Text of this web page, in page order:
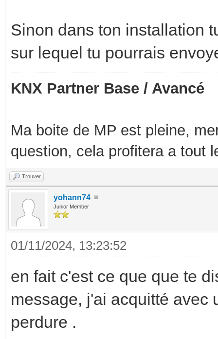
Sinon dans ton installation
sur lequel tu pourrais
KNX Partner Base / Avancé
Ma boite de MP est pleine,
question, cela profitera a tout
Trouver
yohann74
Junior Member
01/11/2024, 13:23:52
en fait c'est ce que que te
message, j'ai acquitté avec
perdure .